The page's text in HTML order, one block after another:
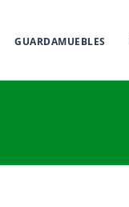
GUARDAMUEBLES